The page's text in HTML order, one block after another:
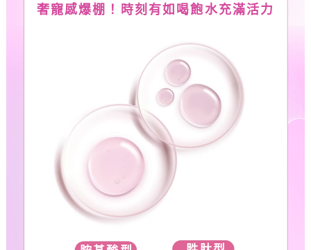
奢寵感爆棚！時刻有如喝飽水充滿活力